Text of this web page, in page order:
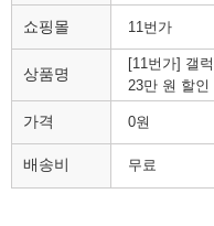
쇼핑몰 11번가
상품명
[11번가] 갤
23만 원 할인
가격 0원
배송비 무료